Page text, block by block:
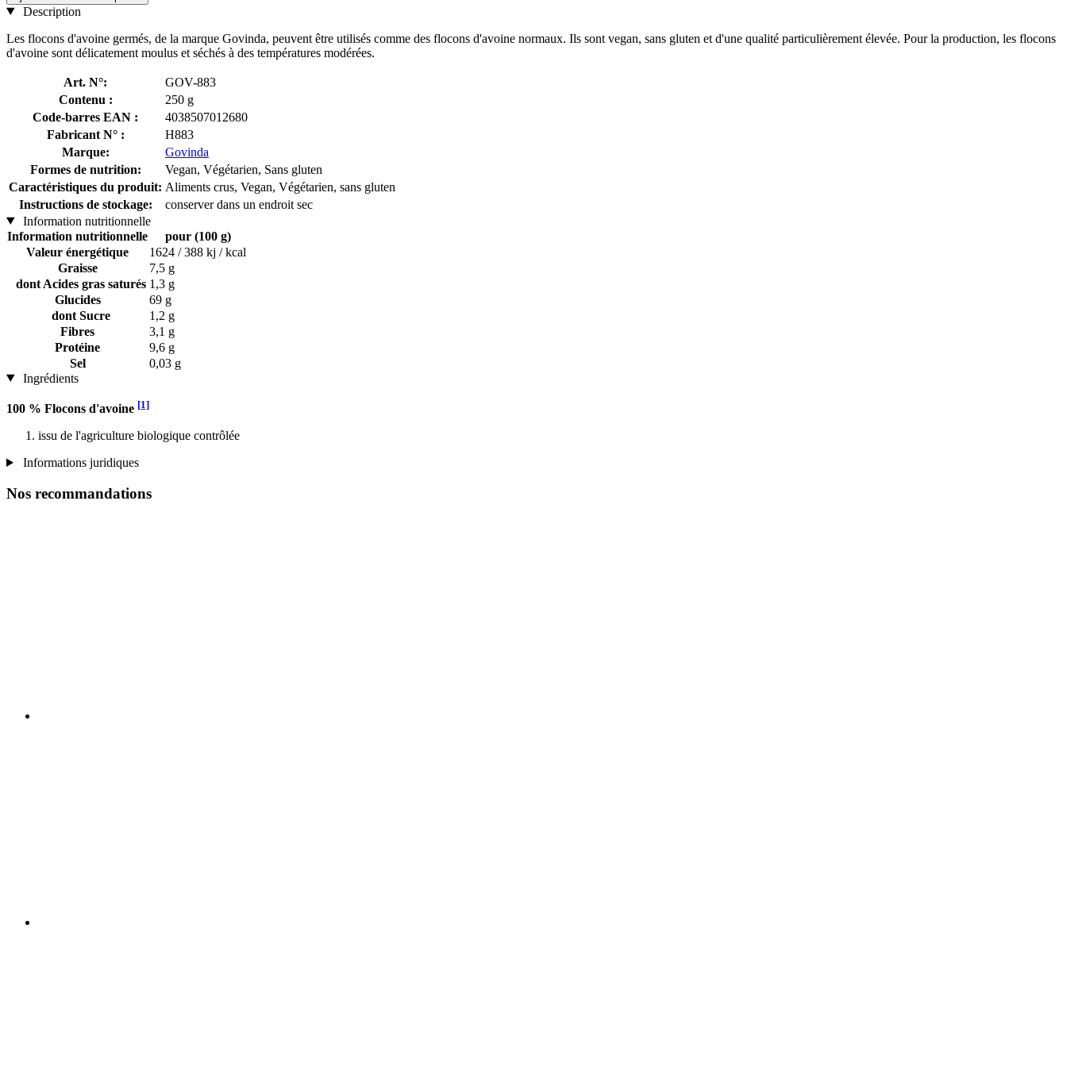
Description
Les flocons d'avoine germés, de la marque Govinda, peuvent être utilisés comme des flocons d'avoine normaux. Ils sont vegan, sans gluten et d'une qualité particulièrement élevée. Pour la production, les flocons
d'avoine sont délicatement moulus et séchés à des températures modérées.
Art. N°:
GOV-883
Contenu :
250 g
Code-barres EAN :
4038507012680
Fabricant N° :
H883
Marque:
Govinda
Formes de nutrition:
Vegan, Végétarien, Sans gluten
Caractéristiques du produit: Aliments crus, Vegan, Végétarien, sans gluten
Instructions de stockage:
conserver dans un endroit sec
Information nutritionnelle
Information nutritionnelle
pour (100 g)
Valeur énergétique
1624 / 388 kj / kcal
Graisse
7,5 g
dont Acides gras saturés 1,3 g
Glucides
69 g
dont Sucre
1,2 g
Fibres
3,1 g
Protéine
9,6 g
Sel
0,03 g
Ingrédients
100 % Flocons d'avoine [1]
issu de l'agriculture biologique contrôlée
Informations juridiques
Nos recommandations